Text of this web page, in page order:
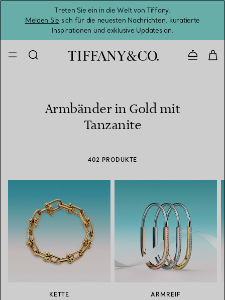
Treten Sie ein in die Welt von Tiffany.
Melden Sie sich für die neuesten Nachrichten, kuratierte
Inspirationen und exklusive Updates an.
Armbänder in Gold mit
Tanzanite
402 PRODUKTE
KETTE ARMREIF